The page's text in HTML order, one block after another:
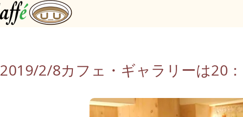
2019/2/8カフェ・ギャラリーは20